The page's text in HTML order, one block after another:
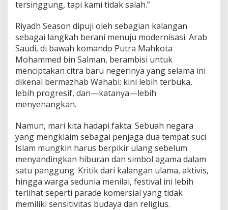
tersinggung, tapi kami tidak salah.”
Riyadh Season dipuji oleh sebagian kalangan
sebagai langkah berani menuju modernisasi. Arab
Saudi, di bawah komando Putra Mahkota
Mohammed bin Salman, berambisi untuk
menciptakan citra baru negerinya yang selama ini
dikenal bermazhab Wahabi: kini lebih terbuka,
lebih progresif, dan—katanya—lebih
menyenangkan.
Namun, mari kita hadapi fakta: Sebuah negara
yang mengklaim sebagai penjaga dua tempat suci
Islam mungkin harus berpikir ulang sebelum
menyandingkan hiburan dan simbol agama dalam
satu panggung. Kritik dari kalangan ulama, aktivis,
hingga warga sedunia menilai, festival ini lebih
terlihat seperti parade komersial yang tidak
memiliki sensitivitas budaya dan religius.